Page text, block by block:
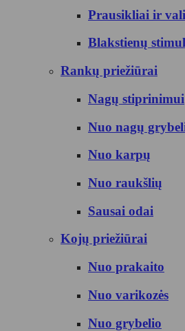
Prausikliai ir
Blakstienų
Rankų priežiūrai
Nagų stiprinimui
Nuo nagų
Nuo karpų
Nuo raukšlių
Sausai odai
Kojų priežiūrai
Nuo prakaito
Nuo varikozės
Nuo grybelio